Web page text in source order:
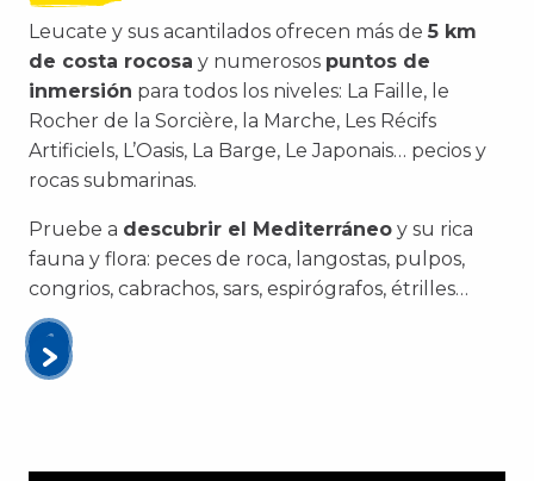
Leucate y sus acantilados ofrecen más de 5 km
de costa rocosa y numerosos puntos de
inmersión para todos los niveles: La Faille, le
Rocher de la Sorcière, la Marche, Les Récifs
Artificiels, L’Oasis, La Barge, Le Japonais… pecios y
rocas submarinas.
Pruebe a descubrir el Mediterráneo y su rica
fauna y flora: peces de roca, langostas, pulpos,
congrios, cabrachos, sars, espirógrafos, étrilles…